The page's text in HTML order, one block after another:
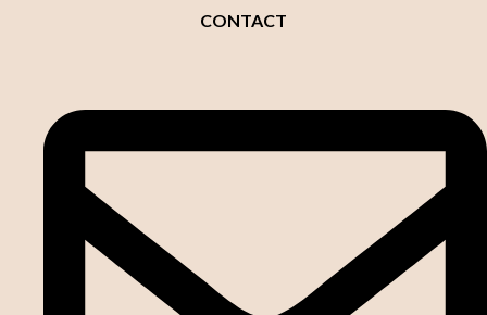
CONTACT